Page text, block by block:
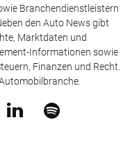
Branchendienstleistern
den Auto News gibt
Marktdaten und
Informationen sowie
Finanzen und Recht.